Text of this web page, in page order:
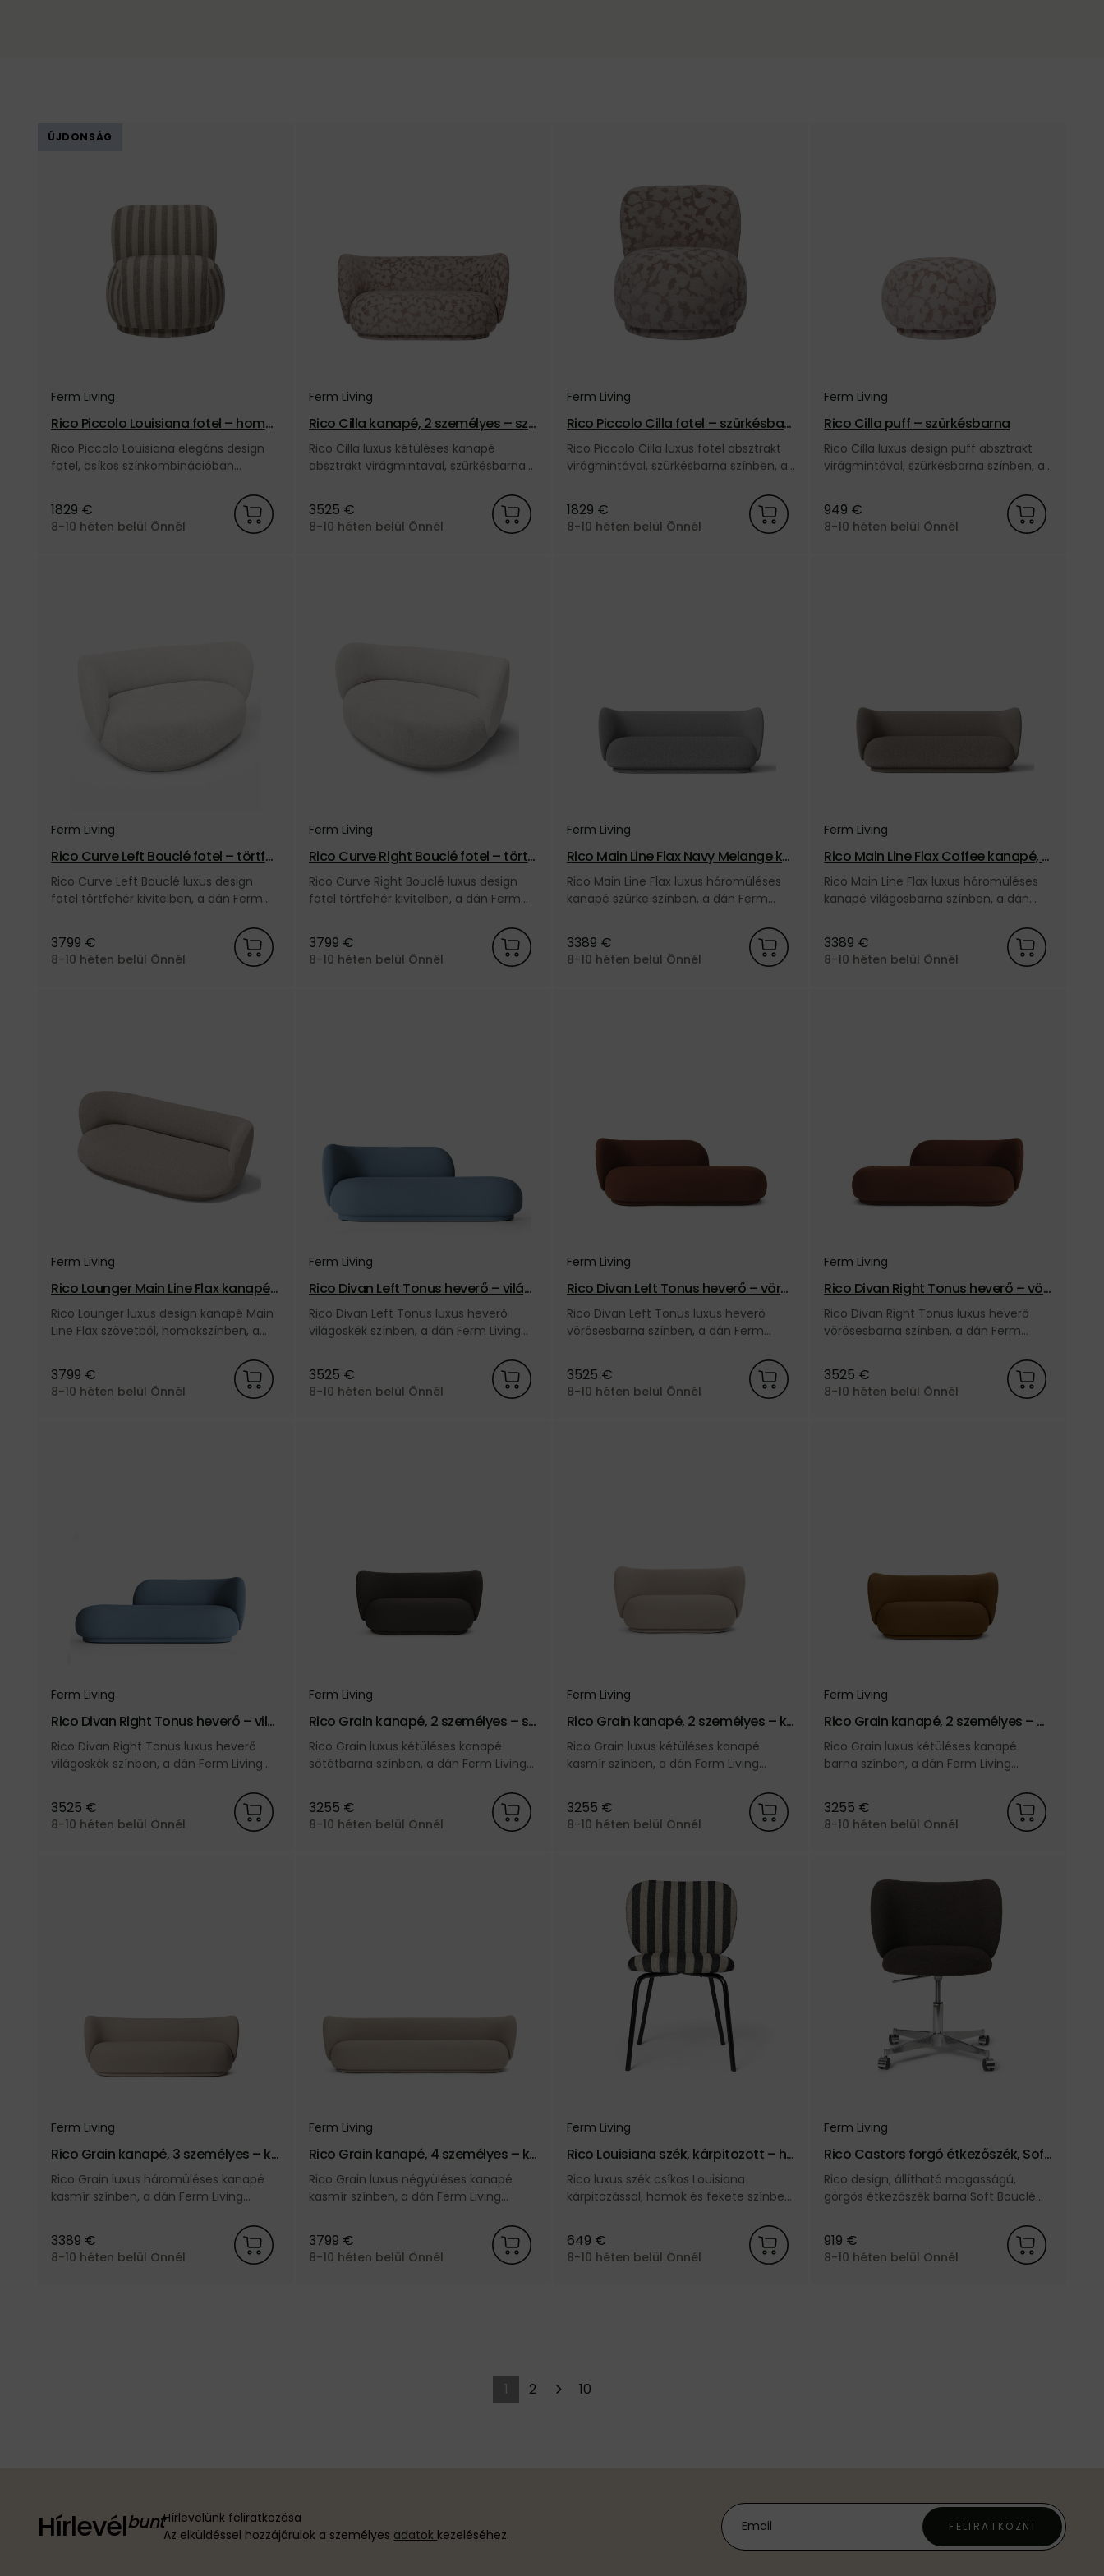
ÚJDONSÁG
Ferm Living
Rico Piccolo Louisiana fotel – homo
kszínű/törtfehér
Rico Piccolo Louisiana elegáns design
fotel, csíkos színkombinációban
1829 €
8-10 héten belül Önnél
Ferm Living
Rico Cilla kanapé, 2 személyes – szü
rkésbarna
Rico Cilla luxus kétüléses kanapé
absztrakt virágmintával, szürkésbarna
3525 €
8-10 héten belül Önnél
Ferm Living
Rico Piccolo Cilla fotel – szürkésbar
na
Rico Piccolo Cilla luxus fotel absztrakt
virágmintával, szürkésbarna színben, a
1829 €
8-10 héten belül Önnél
Ferm Living
Rico Cilla puff – szürkésbarna
Rico Cilla luxus design puff absztrakt
virágmintával, szürkésbarna színben, a
949 €
8-10 héten belül Önnél
Ferm Living
Rico Curve Left Bouclé fotel – törtfe
hér
Rico Curve Left Bouclé luxus design
fotel törtfehér kivitelben, a dán Ferm
3799 €
8-10 héten belül Önnél
Ferm Living
Rico Curve Right Bouclé fotel – törtf
ehér
Rico Curve Right Bouclé luxus design
fotel törtfehér kivitelben, a dán Ferm
3799 €
8-10 héten belül Önnél
Ferm Living
Rico Main Line Flax Navy Melange ka
napé, 3 személyes – szürke
Rico Main Line Flax luxus háromüléses
kanapé szürke színben, a dán Ferm
3389 €
8-10 héten belül Önnél
Ferm Living
Rico Main Line Flax Coffee kanapé, 3
személyes – világosbarna
Rico Main Line Flax luxus háromüléses
kanapé világosbarna színben, a dán
3389 €
8-10 héten belül Önnél
Ferm Living
Rico Lounger Main Line Flax kanapé
– homokszínű
Rico Lounger luxus design kanapé Main
Line Flax szövetből, homokszínben, a
3799 €
8-10 héten belül Önnél
Ferm Living
Rico Divan Left Tonus heverő – világ
oskék
Rico Divan Left Tonus luxus heverő
világoskék színben, a dán Ferm Living
3525 €
8-10 héten belül Önnél
Ferm Living
Rico Divan Left Tonus heverő – vörö
sesbarna
Rico Divan Left Tonus luxus heverő
vörösesbarna színben, a dán Ferm
3525 €
8-10 héten belül Önnél
Ferm Living
Rico Divan Right Tonus heverő – vör
ösesbarna
Rico Divan Right Tonus luxus heverő
vörösesbarna színben, a dán Ferm
3525 €
8-10 héten belül Önnél
Ferm Living
Rico Divan Right Tonus heverő – vilá
goskék
Rico Divan Right Tonus luxus heverő
világoskék színben, a dán Ferm Living
3525 €
8-10 héten belül Önnél
Ferm Living
Rico Grain kanapé, 2 személyes – sö
tétbarna
Rico Grain luxus kétüléses kanapé
sötétbarna színben, a dán Ferm Living
3255 €
8-10 héten belül Önnél
Ferm Living
Rico Grain kanapé, 2 személyes – ka
smír
Rico Grain luxus kétüléses kanapé
kasmír színben, a dán Ferm Living
3255 €
8-10 héten belül Önnél
Ferm Living
Rico Grain kanapé, 2 személyes – b
arna
Rico Grain luxus kétüléses kanapé
barna színben, a dán Ferm Living
3255 €
8-10 héten belül Önnél
Ferm Living
Rico Grain kanapé, 3 személyes – ka
smír
Rico Grain luxus háromüléses kanapé
kasmír színben, a dán Ferm Living
3389 €
8-10 héten belül Önnél
Ferm Living
Rico Grain kanapé, 4 személyes – k
asmír
Rico Grain luxus négyüléses kanapé
kasmír színben, a dán Ferm Living
3799 €
8-10 héten belül Önnél
Ferm Living
Rico Louisiana szék, kárpitozott – ho
mokszínű/fekete
Rico luxus szék csíkos Louisiana
kárpitozással, homok és fekete színben,
649 €
8-10 héten belül Önnél
Ferm Living
Rico Castors forgó étkezőszék, Soft
Bouclé – barna
Rico design, állítható magasságú,
görgős étkezőszék barna Soft Bouclé
919 €
8-10 héten belül Önnél
1 2 10
Hírlevél
Hírlevelünk feliratkozása
Az elküldéssel hozzájárulok a személyes adatok kezeléséhez.
FELIRATKOZNI